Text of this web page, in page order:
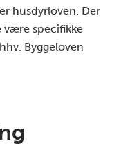
husdyrloven. Der
være specifikke
Byggeloven